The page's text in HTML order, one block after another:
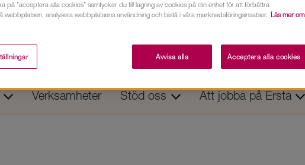
Verksamheter Stöd oss Att jobba på Ersta
på "acceptera alla cookies" samtycker du till lagring av cookies på din enhet för att förbättra
webbplatsen, analysera webbplatsens användning och bistå i våra marknadsföringsinsatser.
Läs mer om
Avvisa alla Acceptera alla cookies